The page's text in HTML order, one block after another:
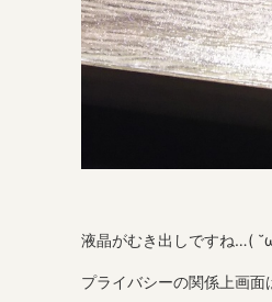
液晶がむき出しですね…(
プライバシーの関係上画面